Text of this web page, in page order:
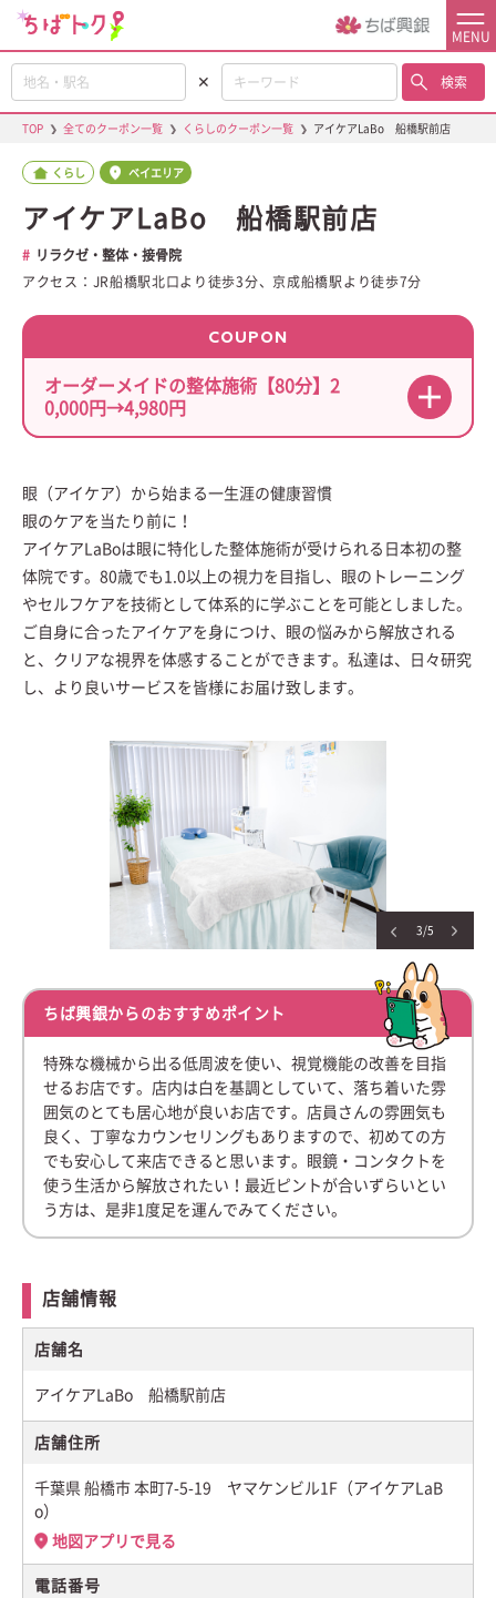
MENU
✕ 検索
TOP ❯ 全てのクーポン一覧 ❯ くらしのクーポン一覧 ❯ アイケアLaBo 船橋駅前店
くらし ベイエリア
アイケアLaBo 船橋駅前店
リラクゼ・整体・接骨院
アクセス：JR船橋駅北口より徒歩3分、京成船橋駅より徒歩7分
COUPON
オーダーメイドの整体施術【80分】2
0,000円→4,980円
4/5
眼（アイケア）から始まる一生涯の健康習慣
眼のケアを当たり前に！
アイケアLaBoは眼に特化した整体施術が受けられる日本初の整
体院です。80歳でも1.0以上の視力を目指し、眼のトレーニング
やセルフケアを技術として体系的に学ぶことを可能としました。
ご自身に合ったアイケアを身につけ、眼の悩みから解放される
と、クリアな視界を体感することができます。私達は、日々研究
し、より良いサービスを皆様にお届け致します。
ちば興銀からのおすすめポイント
特殊な機械から出る低周波を使い、視覚機能の改善を目指
せるお店です。店内は白を基調としていて、落ち着いた雰
囲気のとても居心地が良いお店です。店員さんの雰囲気も
良く、丁寧なカウンセリングもありますので、初めての方
でも安心して来店できると思います。眼鏡・コンタクトを
使う生活から解放されたい！最近ピントが合いずらいとい
う方は、是非1度足を運んでみてください。
店舗情報
店舗名
アイケアLaBo 船橋駅前店
店舗住所
千葉県 船橋市 本町7-5-19 ヤマケンビル1F（アイケアLaB
o）
地図アプリで見る
電話番号